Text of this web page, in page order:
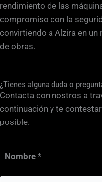
rendimiento de las
compromiso con la
convirtiendo a Alzira en un
de obras.
¿Tienes alguna duda o
Contacta con nostros a
continuación y te
posible.
Nombre *